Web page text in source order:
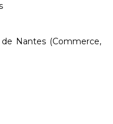
Nantes (Commerce,